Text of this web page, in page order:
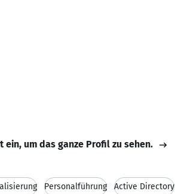
ein, um das ganze Profil zu sehen.
Personalführung Active Directory